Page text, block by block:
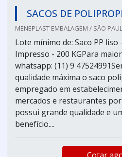
SACOS DE
MENEPLAST EMBALAGEM / SÃO
Lote mínimo de: Saco PP liso
Impresso - 200 KGPara
whatsapp: (11) 9
qualidade máxima o saco
empregado em
mercados e restaurantes
possui grande qualidade e
benefício....